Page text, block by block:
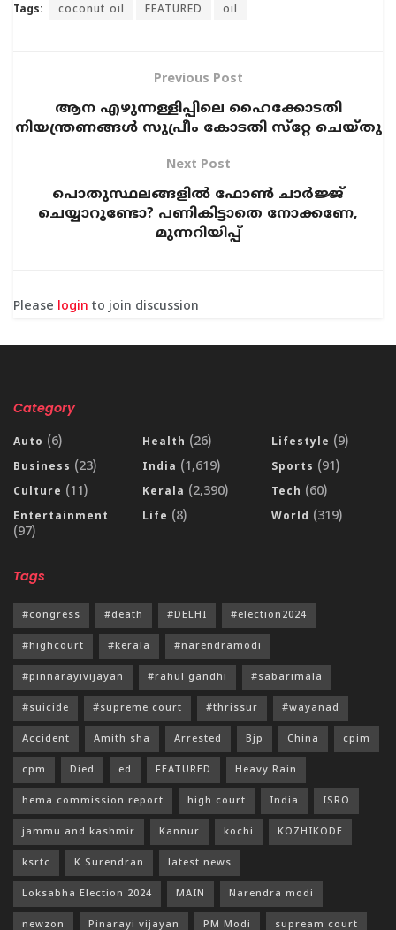
Tags: coconut oil FEATURED oil
Previous Post
ആന എഴുന്നള്ളിപ്പിലെ ഹൈക്കോടതി
നിയന്ത്രണങ്ങള്‍ സുപ്രീം കോടതി സ്‌റ്റേ ചെയ്‌തു
Next Post
പൊതുസ്ഥലങ്ങളില്‍ ഫോണ്‍ ചാര്‍ജ്ജ്
ചെയ്യാറുണ്ടോ? പണികിട്ടാതെ നോക്കണേ,
മുന്നറിയിപ്പ്
Please login to join discussion
Category
Auto (6)
Business (23)
Culture (11)
Entertainment
(97)
Health (26)
India (1,619)
Kerala (2,390)
Life (8)
Lifestyle (9)
Sports (91)
Tech (60)
World (319)
Tags
#congress #death #DELHI #election2024
#highcourt #kerala #narendramodi
#pinnarayivijayan #rahul gandhi #sabarimala
#suicide #supreme court #thrissur #wayanad
Accident Amith sha Arrested Bjp China cpim
cpm Died ed FEATURED Heavy Rain
hema commission report high court India ISRO
jammu and kashmir Kannur kochi KOZHIKODE
ksrtc K Surendran latest news
Loksabha Election 2024 MAIN Narendra modi
newzon Pinarayi vijayan PM Modi supream court